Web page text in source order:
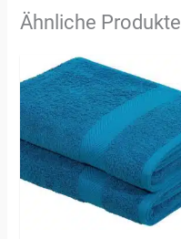
Ähnliche Produkte